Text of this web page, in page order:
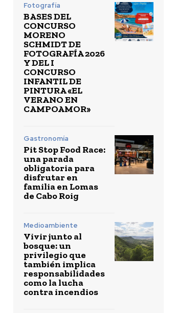
Fotografía
BASES DEL
CONCURSO
MORENO
SCHMIDT DE
FOTOGRAFÍA 2026
Y DEL I
CONCURSO
INFANTIL DE
PINTURA «EL
VERANO EN
CAMPOAMOR»
Gastronomía
Pit Stop Food Race:
una parada
obligatoria para
disfrutar en
familia en Lomas
de Cabo Roig
Medioambiente
Vivir junto al
bosque: un
privilegio que
también implica
responsabilidades
como la lucha
contra incendios